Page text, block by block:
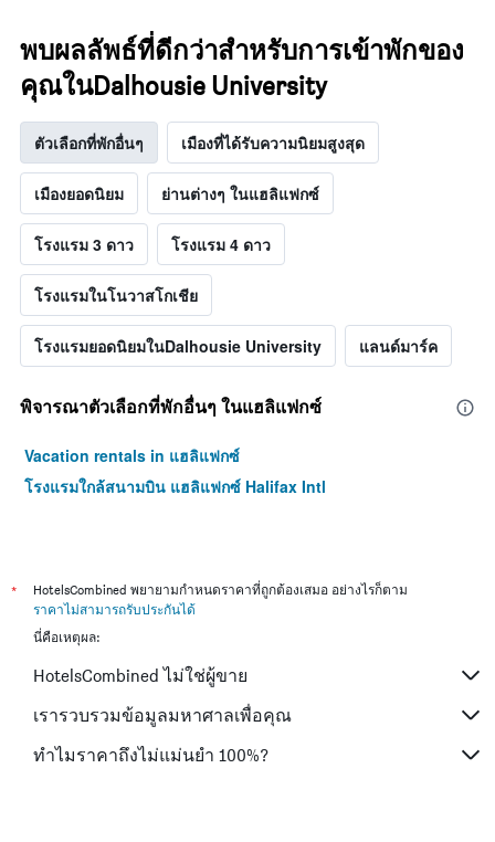
พบผลลัพธ์ที่ดีกว่าสำหรับการเข้าพักของ
คุณในDalhousie University
ตัวเลือกที่พักอื่นๆ เมืองที่ได้รับความนิยมสูงสุด
เมืองยอดนิยม ย่านต่างๆ ในแฮลิแฟกซ์
โรงแรม 3 ดาว โรงแรม 4 ดาว
โรงแรมในโนวาสโกเชีย
โรงแรมยอดนิยมในDalhousie University แลนด์มาร์ค
พิจารณาตัวเลือกที่พักอื่นๆ ในแฮลิแฟกซ์
Vacation rentals in แฮลิแฟกซ์
โรงแรมใกล้สนามบิน แฮลิแฟกซ์ Halifax Intl
*
HotelsCombined พยายามกำหนดราคาที่ถูกต้องเสมอ อย่างไรก็ตาม
ราคาไม่สามารถรับประกันได้
นี่คือเหตุผล:
HotelsCombined ไม่ใช่ผู้ขาย
เรารวบรวมข้อมูลมหาศาลเพื่อคุณ
ทำไมราคาถึงไม่แม่นยำ 100%?